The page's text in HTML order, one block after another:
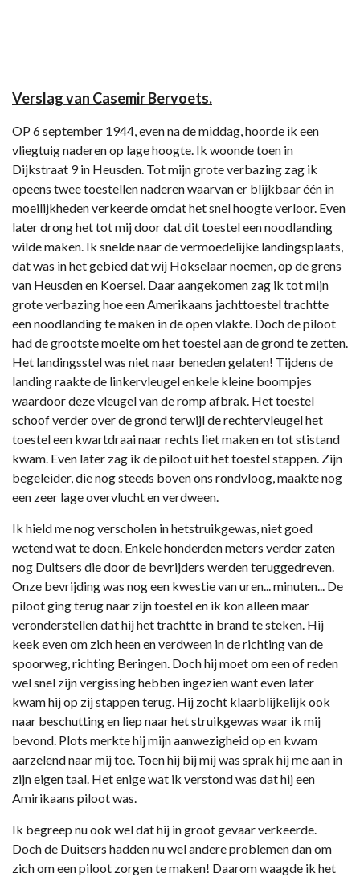
Verslag van Casemir Bervoets.
OP 6 september 1944, even na de middag, hoorde ik een
vliegtuig naderen op lage hoogte. Ik woonde toen in
Dijkstraat 9 in Heusden. Tot mijn grote verbazing zag ik
opeens twee toestellen naderen waarvan er blijkbaar één in
moeilijkheden verkeerde omdat het snel hoogte verloor. Even
later drong het tot mij door dat dit toestel een noodlanding
wilde maken. Ik snelde naar de vermoedelijke landingsplaats,
dat was in het gebied dat wij Hokselaar noemen, op de grens
van Heusden en Koersel. Daar aangekomen zag ik tot mijn
grote verbazing hoe een Amerikaans jachttoestel trachtte
een noodlanding te maken in de open vlakte. Doch de piloot
had de grootste moeite om het toestel aan de grond te zetten.
Het landingsstel was niet naar beneden gelaten! Tijdens de
landing raakte de linkervleugel enkele kleine boompjes
waardoor deze vleugel van de romp afbrak. Het toestel
schoof verder over de grond terwijl de rechtervleugel het
toestel een kwartdraai naar rechts liet maken en tot stistand
kwam. Even later zag ik de piloot uit het toestel stappen. Zijn
begeleider, die nog steeds boven ons rondvloog, maakte nog
een zeer lage overvlucht en verdween.
Ik hield me nog verscholen in hetstruikgewas, niet goed
wetend wat te doen. Enkele honderden meters verder zaten
nog Duitsers die door de bevrijders werden teruggedreven.
Onze bevrijding was nog een kwestie van uren... minuten... De
piloot ging terug naar zijn toestel en ik kon alleen maar
veronderstellen dat hij het trachtte in brand te steken. Hij
keek even om zich heen en verdween in de richting van de
spoorweg, richting Beringen. Doch hij moet om een of reden
wel snel zijn vergissing hebben ingezien want even later
kwam hij op zij stappen terug. Hij zocht klaarblijkelijk ook
naar beschutting en liep naar het struikgewas waar ik mij
bevond. Plots merkte hij mijn aanwezigheid op en kwam
aarzelend naar mij toe. Toen hij bij mij was sprak hij me aan in
zijn eigen taal. Het enige wat ik verstond was dat hij een
Amirikaans piloot was.
Ik begreep nu ook wel dat hij in groot gevaar verkeerde.
Doch de Duitsers hadden nu wel andere problemen dan om
zich om een piloot zorgen te maken! Daarom waagde ik het